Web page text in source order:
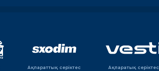
Ақпараттық серіктес Ақпаратық серiктес